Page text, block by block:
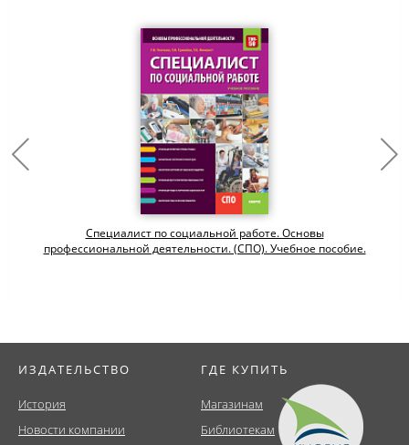
Специалист по социальной работе. Основы
профессиональной деятельности. (СПО). Учебное пособие.
ИЗДАТЕЛЬСТВО
История
Новости компании
ГДЕ КУПИТЬ
Магазинам
Библиотекам